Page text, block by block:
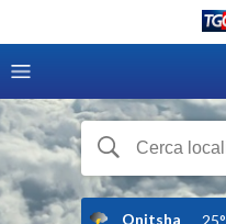
Onitsha 25°